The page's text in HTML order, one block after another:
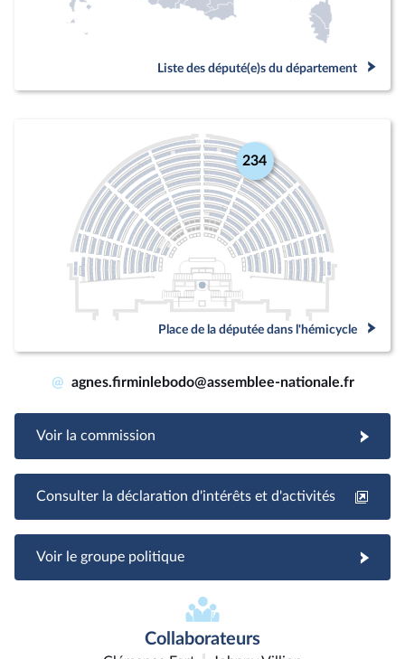
Liste des député(e)s du département
234
Place de la députée dans l'hémicycle
@ agnes.firminlebodo@assemblee-nationale.fr
Voir la commission
Consulter la déclaration d'intérêts et d'activités
Voir le groupe politique
Collaborateurs